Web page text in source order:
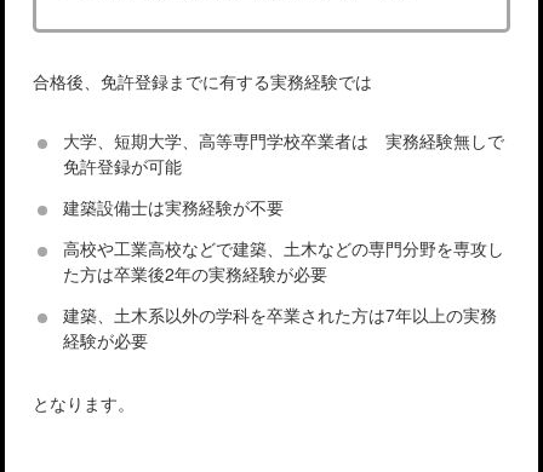
合格後、免許登録までに有する実務経験では
大学、短期大学、高等専門学校卒業者は 実務経験無しで
免許登録が可能
建築設備士は実務経験が不要
高校や工業高校などで建築、土木などの専門分野を専攻し
た方は卒業後2年の実務経験が必要
建築、土木系以外の学科を卒業された方は7年以上の実務
経験が必要
となります。